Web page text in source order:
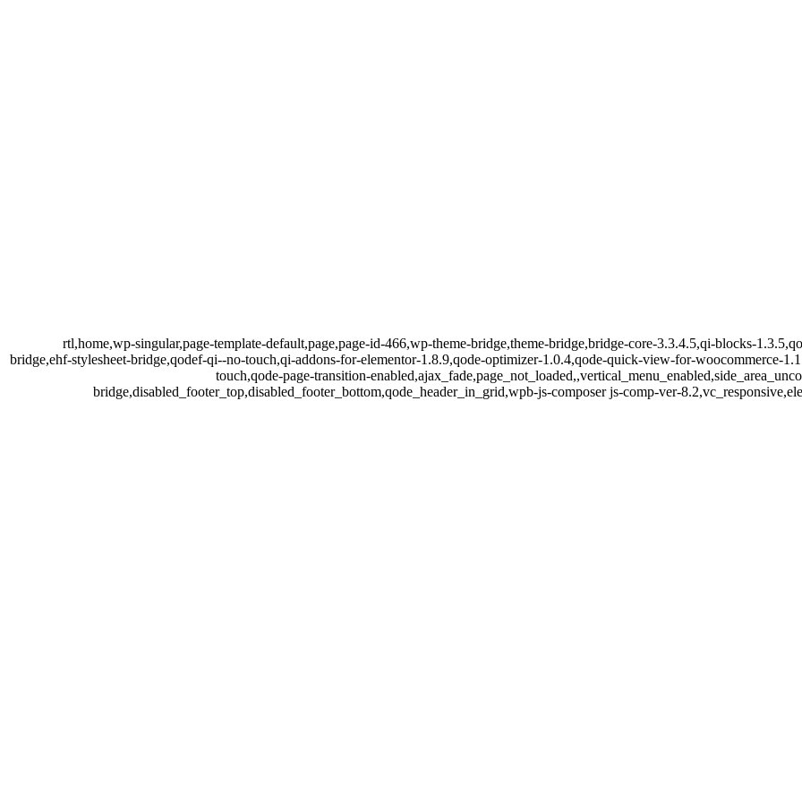
rtl,home,wp-singular,page-template-default,page,page-id-466,wp-theme-bridge,theme-bridge,bridge-core-3.3.4.5,qi-blocks-
bridge,ehf-stylesheet-bridge,qodef-qi--no-touch,qi-addons-for-elementor-1.8.9,qode-optimizer-1.0.4,qode-quick-view-for-woocommerce-
touch,qode-page-transition-
bridge,disabled_footer_top,disabled_footer_bottom,qode_header_in_grid,wpb-js-composer js-comp-ver-